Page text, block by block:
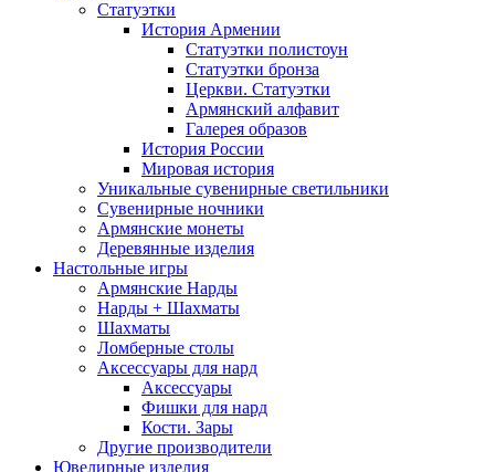
Статуэтки
История Армении
Статуэтки полистоун
Статуэтки бронза
Церкви. Статуэтки
Армянский алфавит
Галерея образов
История России
Мировая история
Уникальные сувенирные светильники
Сувенирные ночники
Армянские монеты
Деревянные изделия
Настольные игры
Армянские Нарды
Нарды + Шахматы
Шахматы
Ломберные столы
Аксессуары для нард
Аксессуары
Фишки для нард
Кости. Зары
Другие производители
Ювелирные изделия